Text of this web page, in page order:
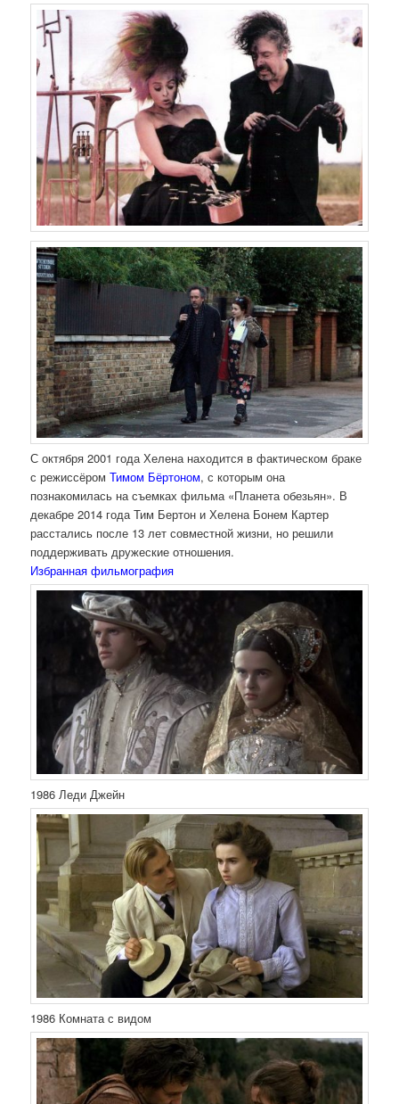
С октября 2001 года Хелена находится в фактическом браке
с режиссёромТимом Бёртоном, с которым она
познакомилась на съемках фильма «Планета обезьян». В
декабре 2014 года Тим Бертон и Хелена Бонем Картер
расстались после 13 лет совместной жизни, но решили
поддерживать дружеские отношения.
Избранная фильмография
1986 Леди Джейн
1986 Комната с видом